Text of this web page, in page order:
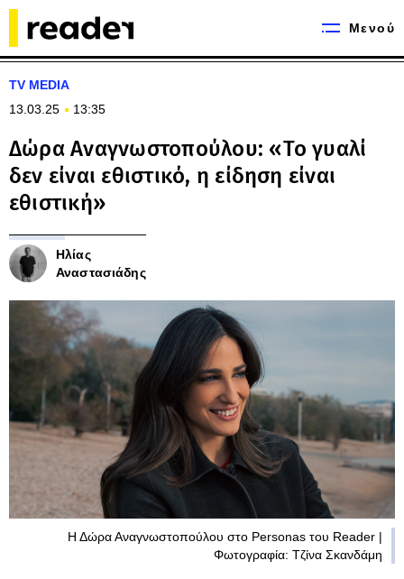
Μενού
TV MEDIA
13.03.25
13:35
Δώρα Αναγνωστοπούλου: «Το γυαλί
δεν είναι εθιστικό, η είδηση είναι
εθιστική»
Η Δώρα Αναγνωστοπούλου στο Personas του Reader |
Φωτογραφία: Τζίνα Σκανδάμη
Ηλίας
Αναστασιάδης